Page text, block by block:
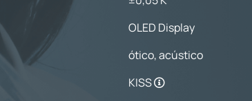
OLED Display
ótico, acústico
KISS